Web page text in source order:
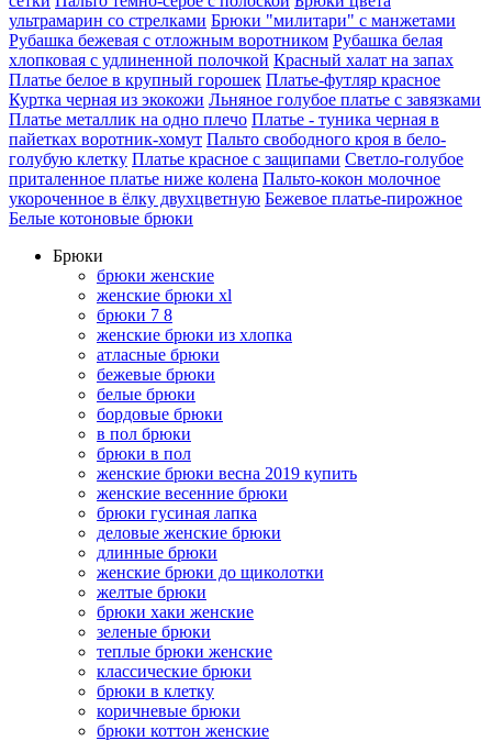
ультрамарин со стрелками Брюки "милитари" с манжетами
Рубашка бежевая с отложным воротником Рубашка белая
хлопковая с удлиненной полочкой Красный халат на запах
Платье белое в крупный горошек Платье-футляр красное
Куртка черная из экокожи Льняное голубое платье с завязками
Платье металлик на одно плечо Платье - туника черная в
пайетках воротник-хомут Пальто свободного кроя в бело-
голубую клетку Платье красное с защипами Светло-голубое
приталенное платье ниже колена Пальто-кокон молочное
укороченное в ёлку двухцветную Бежевое платье-пирожное
Белые котоновые брюки
Брюки
брюки женские
женские брюки xl
брюки 7 8
женские брюки из хлопка
атласные брюки
бежевые брюки
белые брюки
бордовые брюки
в пол брюки
брюки в пол
женские брюки весна 2019 купить
женские весенние брюки
брюки гусиная лапка
деловые женские брюки
длинные брюки
женские брюки до щиколотки
желтые брюки
брюки хаки женские
зеленые брюки
теплые брюки женские
классические брюки
брюки в клетку
коричневые брюки
брюки коттон женские